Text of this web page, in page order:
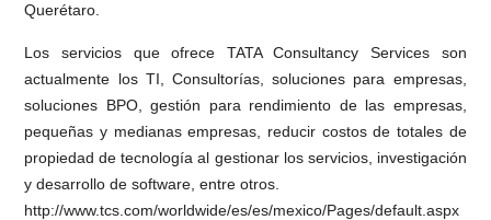
Querétaro.
Los servicios que ofrece TATA Consultancy Services son
actualmente los TI, Consultorías, soluciones para empresas,
soluciones BPO, gestión para rendimiento de las empresas,
pequeñas y medianas empresas, reducir costos de totales de
propiedad de tecnología al gestionar los servicios, investigación
y desarrollo de software, entre otros.
http://www.tcs.com/worldwide/es/es/mexico/Pages/default.aspx